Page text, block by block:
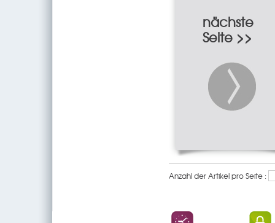
nächste
Seite >>
Anzahl der Artikel pro Seite :